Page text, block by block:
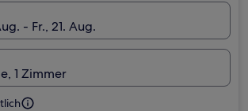
- Fr., 21. Aug.
1 Zimmer